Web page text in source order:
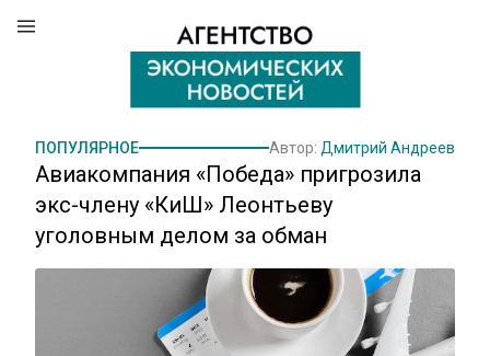
ПОПУЛЯРНОЕ Автор: Дмитрий Андреев
Авиакомпания «Победа» пригрозила
экс-члену «КиШ» Леонтьеву
уголовным делом за обман